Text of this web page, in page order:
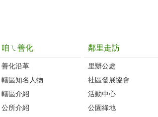
咱ㄟ善化
善化沿革‭
轄區知名人物‭
轄區介紹
公所介紹
鄰里走訪
里辦公處‭ ‭
社區發展協會‭
活動中心
公園綠地